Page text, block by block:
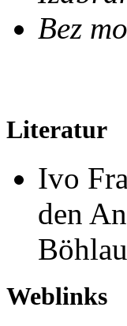
Bez
Literatur
Ivo
den
Weblinks